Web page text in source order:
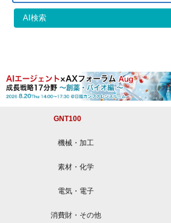
AI検索
GNT100
機械・加⼯
素材・化学
電気・電⼦
消費財・その他